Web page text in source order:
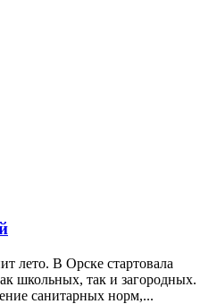
лето. В Орске стартовала
школьных, так и загородных.
санитарных норм,...